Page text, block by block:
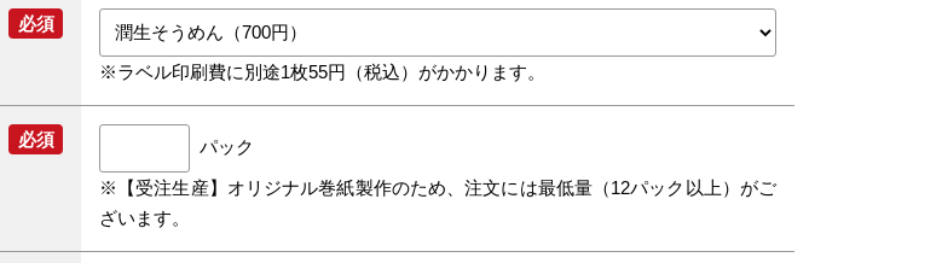
必須
※ラベル印刷費に別途1枚55円（税込）がかかります。
必須 パック
※【受注生産】オリジナル巻紙製作のため、注文には最低量（12パック以上）がご
ざいます。